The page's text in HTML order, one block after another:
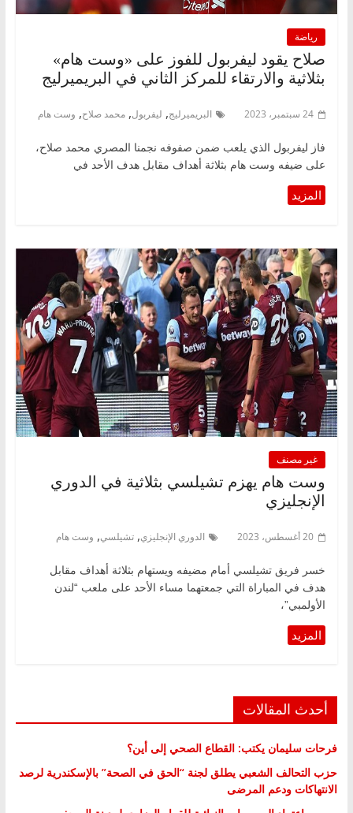
رياضة
صلاح يقود ليفربول للفوز على «وست هام»
بثلاثية والارتقاء للمركز الثاني في البريميرليج
24 سبتمبر، 2023 البريميرليج, ليفربول, محمد صلاح, وست هام
فاز ليفربول الذي يلعب ضمن صفوفه نجمنا المصري محمد صلاح،
على ضيفه وست هام بثلاثة أهداف مقابل هدف الأحد في
غير مصنف
وست هام يهزم تشيلسي بثلاثية في الدوري
الإنجليزي
20 أغسطس، 2023 الدوري الإنجليزي, تشيلسي, وست هام
خسر فريق تشيلسي أمام مضيفه ويستهام بثلاثة أهداف مقابل
هدف في المباراة التي جمعتهما مساء الأحد على ملعب “لندن
الأولمبي”،
أحدث المقالات
فرحات سليمان يكتب: القطاع الصحي إلى أين؟
حزب التحالف الشعبي يطلق لجنة “الحق في الصحة” بالإسكندرية لرصد
الانتهاكات ودعم المرضى